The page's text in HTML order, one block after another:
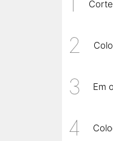
Em